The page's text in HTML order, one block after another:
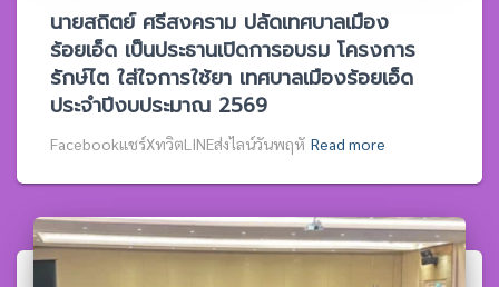
นายสถิตย์ ศรีสงคราม ปลัดเทศบาลเมือง
ร้อยเอ็ด เป็นประธานเปิดการอบรม โครงการ
รักษ์ไต ใส่ใจการใช้ยา เทศบาลเมืองร้อยเอ็ด
ประจำปีงบประมาณ 2569
Facebookแชร์XทวิตLINEส่งไลน์วันพฤหั Read more